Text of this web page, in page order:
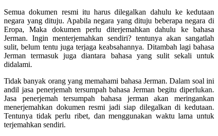
Semua dokumen resmi itu harus dilegalkan dahulu ke kedutaan
negara yang dituju. Apabila negara yang dituju beberapa negara di
Eropa, Maka dokumen perlu diterjemahkan dahulu ke bahasa
Jerman. Ingin menterjemahkan sendiri? tentunya akan sangatlah
sulit, belum tentu juga terjaga keabsahannya. Ditambah lagi bahasa
Jerman termasuk juga diantara bahasa yang sulit sekali untuk
didalami.
Tidak banyak orang yang memahami bahasa Jerman. Dalam soal ini
andil jasa penerjemah tersumpah bahasa Jerman begitu diperlukan.
Jasa penerjemah tersumpah bahasa jerman akan meringankan
menerjemahkan dokumen resmi jadi siap dilegalkan di kedutaan.
Tentunya tidak perlu ribet, dan menggunakan waktu lama untuk
terjemahkan sendiri.